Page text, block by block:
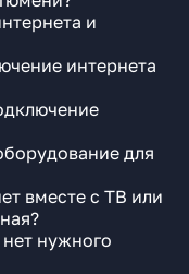
и
интернета
для
вместе с ТВ или
нужного